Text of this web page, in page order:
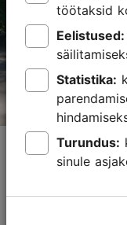
Skoone
töötaksid
Eelistused:
Statistika:
Turundus:
sinule